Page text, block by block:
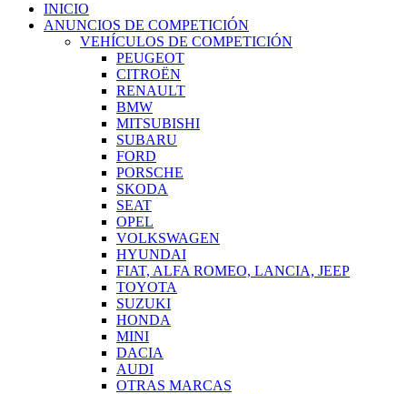
INICIO
ANUNCIOS DE COMPETICIÓN
VEHÍCULOS DE COMPETICIÓN
PEUGEOT
CITROËN
RENAULT
BMW
MITSUBISHI
SUBARU
FORD
PORSCHE
SKODA
SEAT
OPEL
VOLKSWAGEN
HYUNDAI
FIAT, ALFA ROMEO, LANCIA, JEEP
TOYOTA
SUZUKI
HONDA
MINI
DACIA
AUDI
OTRAS MARCAS